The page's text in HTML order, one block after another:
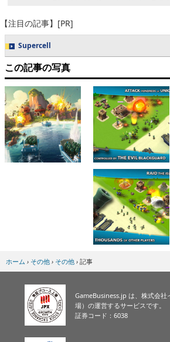
【注目の記事】[PR]
Supercell
この記事の写真
ホーム › その他 › その他 › 記事
GameBusiness.jp は、株式会社
場）の運営するサービスです。
証券コード：6038